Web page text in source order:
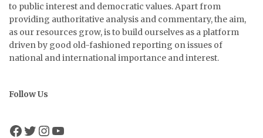
to public interest and democratic values. Apart from
providing authoritative analysis and commentary, the aim,
as our resources grow, is to build ourselves as a platform
driven by good old-fashioned reporting on issues of
national and international importance and interest.
Follow Us
Facebook
Twitter
Instagram
YouTube